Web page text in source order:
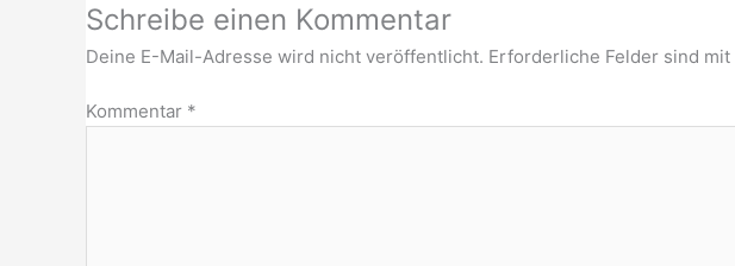
Schreibe einen Kommentar
Deine E-Mail-Adresse wird nicht veröffentlicht. Erforderliche Felder sind mit
Kommentar *